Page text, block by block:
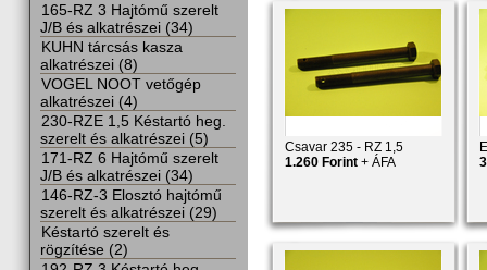
Csavar 235 - RZ 1,5
1.260 Forint + ÁFA
165-RZ 3 Hajtómű szerelt
J/B és alkatrészei (34)
KUHN tárcsás kasza
alkatrészei (8)
VOGEL NOOT vetőgép
alkatrészei (4)
230-RZE 1,5 Késtartó heg.
szerelt és alkatrészei (5)
171-RZ 6 Hajtómű szerelt
J/B és alkatrészei (34)
146-RZ-3 Elosztó hajtómű
szerelt és alkatrészei (29)
Késtartó szerelt és
rögzítése (2)